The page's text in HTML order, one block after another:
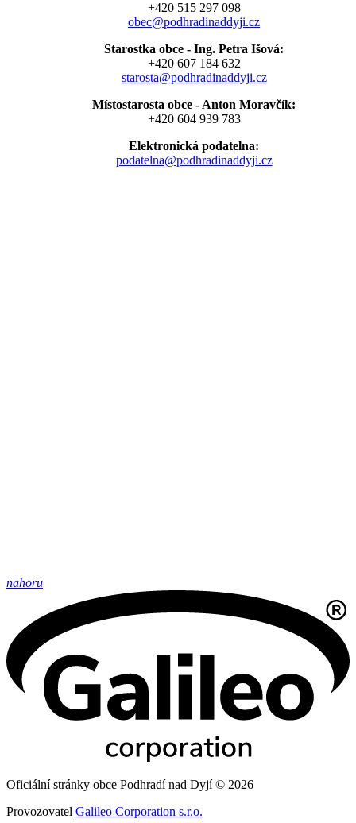
+420 515 297 098
obec@podhradinaddyji.cz
Starostka obce - Ing. Petra Išová:
+420 607 184 632
starosta@podhradinaddyji.cz
Místostarosta obce - Anton Moravčík:
+420 604 939 783
Elektronická podatelna:
podatelna@podhradinaddyji.cz
nahoru
Oficiální stránky obce Podhradí nad Dyjí © 2026
Provozovatel Galileo Corporation s.r.o.